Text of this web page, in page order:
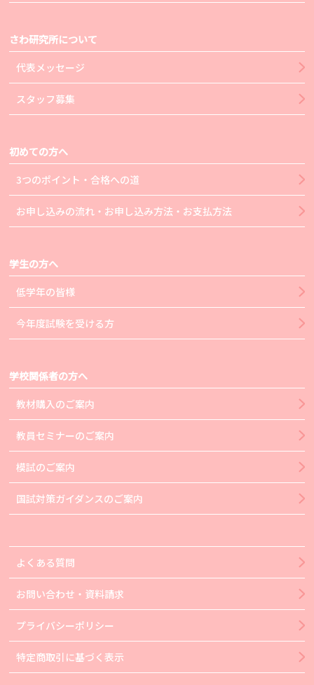
さわ研究所について
代表メッセージ
スタッフ募集
初めての方へ
3つのポイント・合格への道
お申し込みの流れ・お申し込み方法・お支払方法
学生の方へ
低学年の皆様
今年度試験を受ける方
学校関係者の方へ
教材購入のご案内
教員セミナーのご案内
模試のご案内
国試対策ガイダンスのご案内
よくある質問
お問い合わせ・資料請求
プライバシーポリシー
特定商取引に基づく表示